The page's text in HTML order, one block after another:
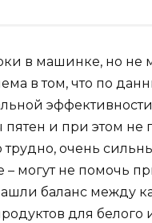
в машинке, но не
в том, что по
пятен и при этом не
очень
– могут не помочь
баланс между
для белого